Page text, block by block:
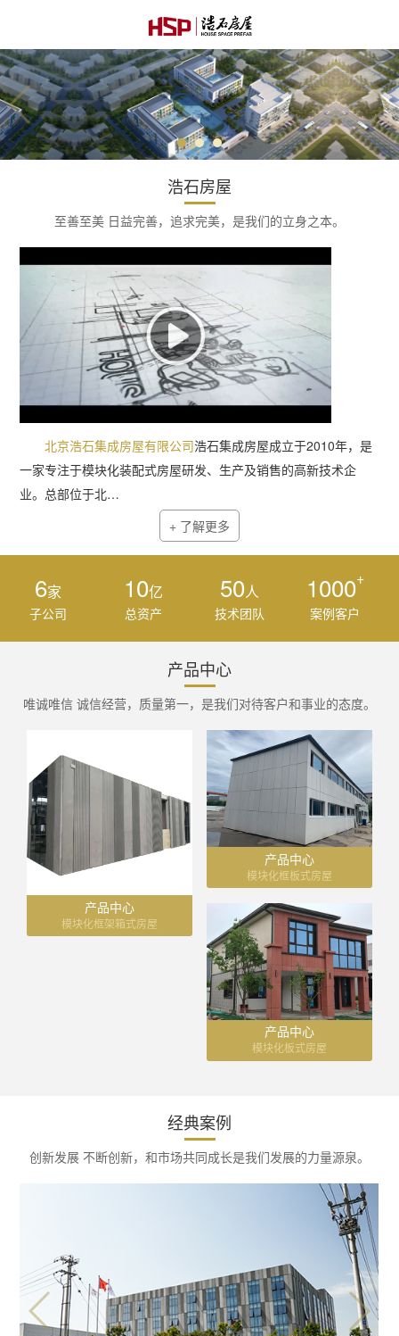
浩石房屋
至善至美 日益完善，追求完美，是我们的立身之本。
北京浩石集成房屋有限公司浩石集成房屋成立于2010年，是
一家专注于模块化装配式房屋研发、生产及销售的高新技术企
业。总部位于北…
+ 了解更多
6家
子公司
10亿
总资产
50人
技术团队
1000+
案例客户
产品中心
唯诚唯信 诚信经营，质量第一，是我们对待客户和事业的态度。
产品中心
模块化框架箱式房屋
产品中心
模块化框板式房屋
产品中心
模块化板式房屋
经典案例
创新发展 不断创新，和市场共同成长是我们发展的力量源泉。